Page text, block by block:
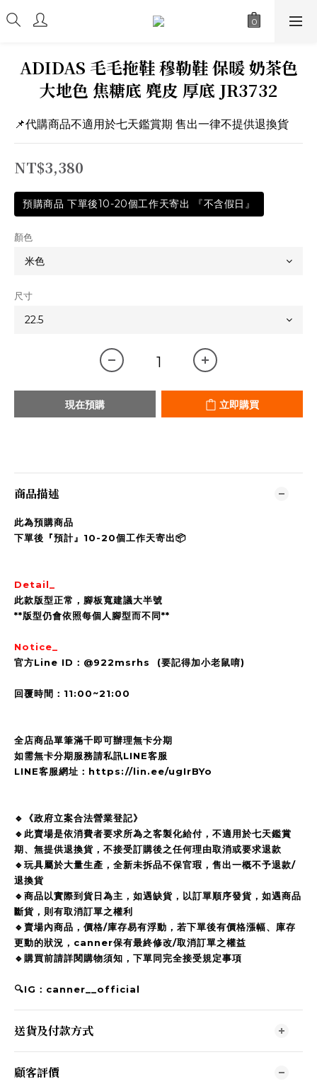
ADIDAS 毛毛拖鞋 穆勒鞋 保暖 奶茶色
大地色 焦糖底 麂皮 厚底 JR3732
📌代購商品不適用於七天鑑賞期 售出一律不提供退換貨
NT$3,380
預購商品 下單後10-20個工作天寄出 『不含假日』
顏色
尺寸
現在預購 立即購買
商品描述
此為預購商品
下單後『預計』10-20個工作天寄出📦
Detail_
此款版型正常，腳板寬建議大半號
**版型仍會依照每個人腳型而不同**
Notice_
官方Line ID：@922msrhs (要記得加小老鼠唷)
回覆時間：11:00~21:00
全店商品單筆滿千即可辦理無卡分期
如需無卡分期服務請私訊LINE客服
LINE客服網址：https://lin.ee/ugIrBYo
🔹《政府立案合法營業登記》
🔹此賣場是依消費者要求所為之客製化給付，不適用於七天鑑賞
期、無提供退換貨，不接受訂購後之任何理由取消或要求退款
🔹玩具屬於大量生產，全新未拆品不保官瑕，售出一概不予退款/
退換貨
🔹商品以實際到貨日為主，如遇缺貨，以訂單順序發貨，如遇商品
斷貨，則有取消訂單之權利
🔹賣場內商品，價格/庫存易有浮動，若下單後有價格漲幅、庫存
更動的狀況，canner保有最終修改/取消訂單之權益
🔹購買前請詳閱購物須知，下單同完全接受規定事項
🔍IG：canner__official
送貨及付款方式
顧客評價